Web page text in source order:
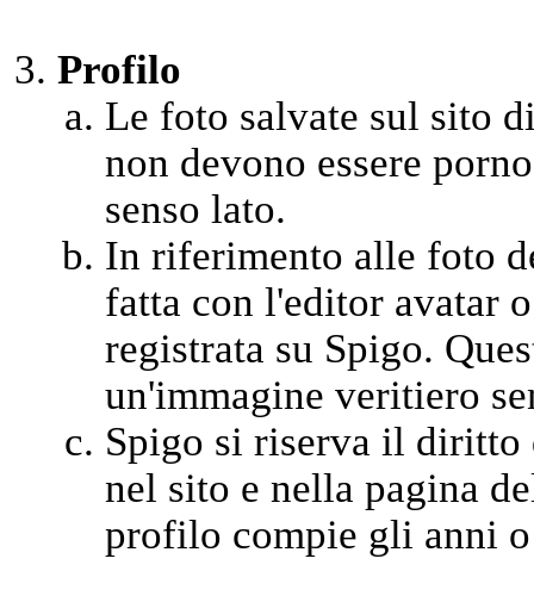
Profilo
Le foto salvate sul sito
non devono essere
senso lato.
In riferimento alle foto
fatta con l'editor avatar
registrata su Spigo.
un'immagine veritiero
Spigo si riserva il
nel sito e nella pagina
profilo compie gli anni